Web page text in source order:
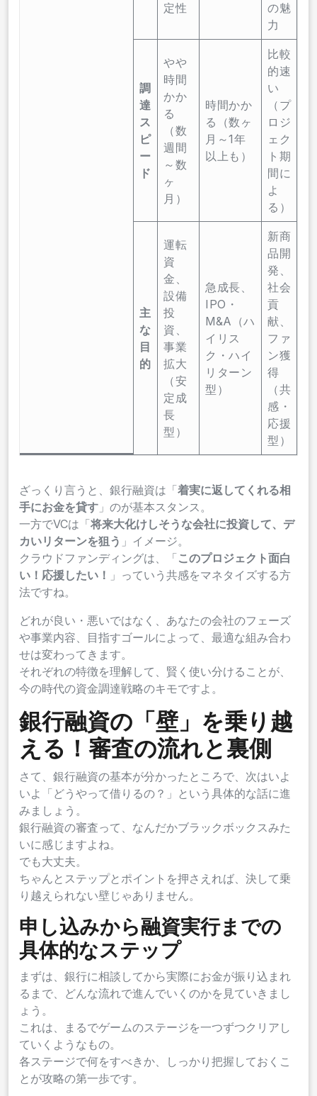
定性
の魅
力
調
達
ス
ピ
ー
ド
やや
時間
かか
る
（数
週間
～数
ヶ
月）
時間かか
る（数ヶ
月～1年
以上も）
比較
的速
い
（プ
ロジ
ェク
ト期
間に
よ
る）
主
な
目
的
運転
資
金、
設備
投
資、
事業
拡大
（安
定成
長
型）
急成長、
IPO・
M&A（ハ
イリス
ク・ハイ
リターン
型）
新商
品開
発、
社会
貢
献、
ファ
ン獲
得
（共
感・
応援
型）
ざっくり言うと、銀行融資は「着実に返してくれる相
手にお金を貸す 」のが基本スタンス。
一方でVCは「将来大化けしそうな会社に投資して、デ
カいリターンを狙う 」イメージ。
クラウドファンディングは、「このプロジェクト面白
い！応援したい！ 」っていう共感をマネタイズする方
法ですね。
どれが良い・悪いではなく、あなたの会社のフェーズ
や事業内容、目指すゴールによって、最適な組み合わ
せは変わってきます。
それぞれの特徴を理解して、賢く使い分けることが、
今の時代の資金調達戦略のキモですよ。
銀行融資の「壁」を乗り越
える！審査の流れと裏側
さて、銀行融資の基本が分かったところで、次はいよ
いよ「どうやって借りるの？」という具体的な話に進
みましょう。
銀行融資の審査って、なんだかブラックボックスみた
いに感じますよね。
でも大丈夫。
ちゃんとステップとポイントを押さえれば、決して乗
り越えられない壁じゃありません。
申し込みから融資実行までの
具体的なステップ
まずは、銀行に相談してから実際にお金が振り込まれ
るまで、どんな流れで進んでいくのかを見ていきまし
ょう。
これは、まるでゲームのステージを一つずつクリアし
ていくようなもの。
各ステージで何をすべきか、しっかり把握しておくこ
とが攻略の第一歩です。